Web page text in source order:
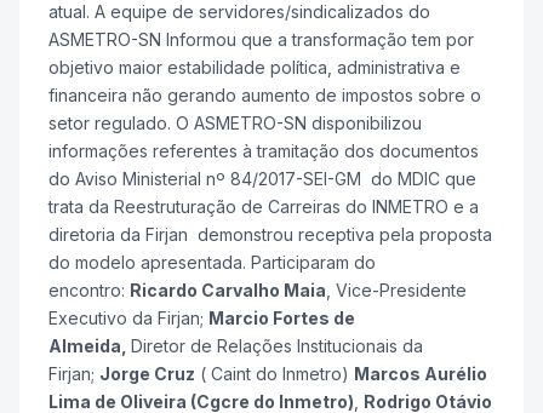
atual. A equipe de servidores/sindicalizados do
ASMETRO-SN Informou que a transformação tem por
objetivo maior estabilidade política, administrativa e
financeira não gerando aumento de impostos sobre o
setor regulado. O ASMETRO-SN disponibilizou
informações referentes à tramitação dos documentos
do Aviso Ministerial nº 84/2017-SEI-GM do MDIC que
trata da Reestruturação de Carreiras do INMETRO e a
diretoria da Firjan demonstrou receptiva pela proposta
do modelo apresentada. Participaram do
encontro: Ricardo Carvalho Maia , Vice-Presidente
Executivo da Firjan; Marcio Fortes de
Almeida, Diretor de Relações Institucionais da
Firjan; Jorge Cruz ( Caint do Inmetro) Marcos Aurélio
Lima de Oliveira (Cgcre do Inmetro) Rodrigo Otávio